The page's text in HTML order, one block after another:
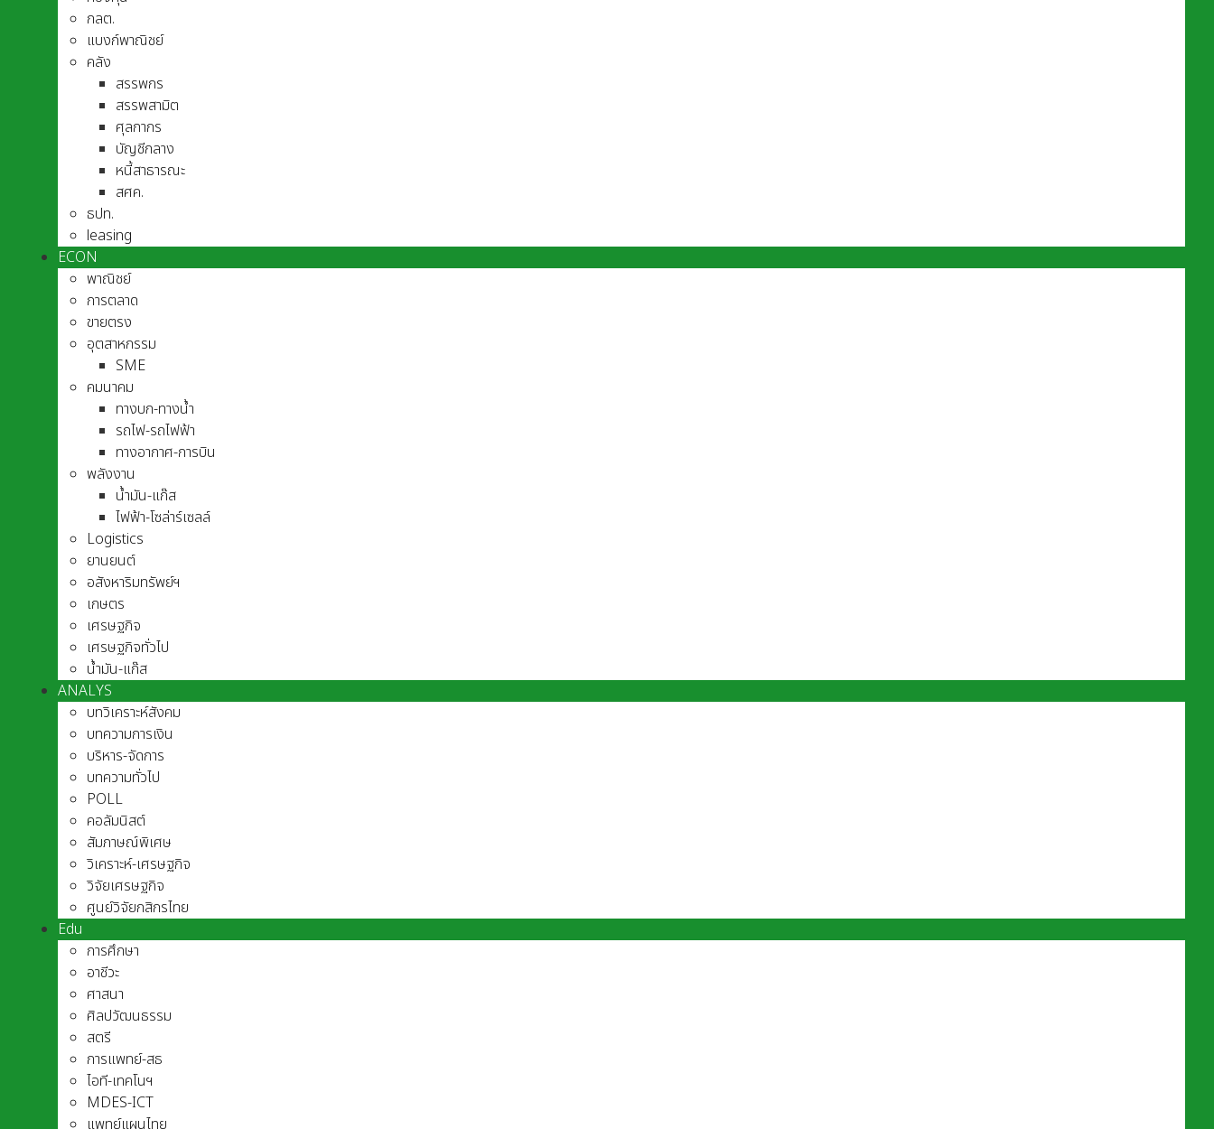
กลต.
แบงก์พาณิชย์
คลัง
สรรพกร
สรรพสามิต
ศุลกากร
บัญชีกลาง
หนี้สาธารณะ
สศค.
ธปท.
leasing
ECON
พาณิชย์
การตลาด
ขายตรง
อุตสาหกรรม
SME
คมนาคม
ทางบก-ทางน้ำ
รถไฟ-รถไฟฟ้า
ทางอากาศ-การบิน
พลังงาน
น้ำมัน-แก๊ส
ไฟฟ้า-โซล่าร์เซลล์
Logistics
ยานยนต์
อสังหาริมทรัพย์ฯ
เกษตร
เศรษฐกิจ
เศรษฐกิจทั่วไป
น้ำมัน-แก๊ส
ANALYS
บทวิเคราะห์สังคม
บทความการเงิน
บริหาร-จัดการ
บทความทั่วไป
POLL
คอลัมนิสต์
สัมภาษณ์พิเศษ
วิเคราะห์-เศรษฐกิจ
วิจัยเศรษฐกิจ
ศูนย์วิจัยกสิกรไทย
Edu
การศึกษา
อาชีวะ
ศาสนา
ศิลปวัฒนธรรม
สตรี
การแพทย์-สธ
ไอที-เทคโนฯ
MDES-ICT
แพทย์แผนไทย